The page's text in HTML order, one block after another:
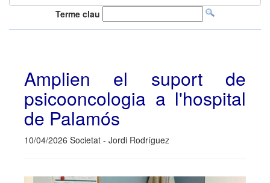
Terme clau
Amplien el suport de
psicooncologia a l'hospital
de Palamós
10/04/2026 Societat - Jordi Rodríguez